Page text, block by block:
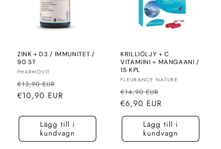
ZINK + D3 / IMMUNITET /
90 ST
Säljare:
PHARMOVIT
Normalt
pris
€13,90 EUR
pris
€10,90 EUR
Lägg till i
kundvagn
KRILLIÖLJY + C
VITAMIINI + MANGAANI /
15 KPL
Säljare:
FLEURANCE NATURE
Normalt
pris
€14,90 EUR
€6,90 EUR
Lägg till i
kundvagn